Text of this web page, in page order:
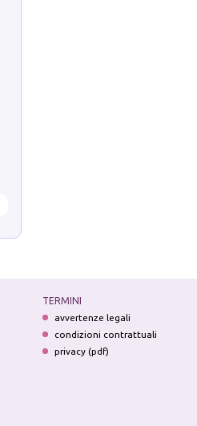
TERMINI
avvertenze legali
condizioni contrattuali
privacy (pdf)